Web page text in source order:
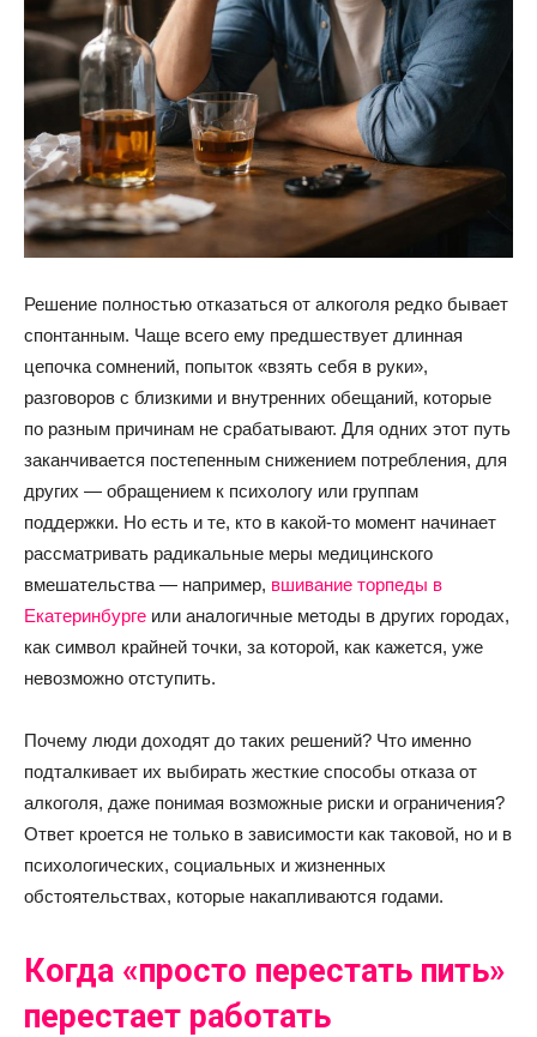
Решение полностью отказаться от алкоголя редко бывает
спонтанным. Чаще всего ему предшествует длинная
цепочка сомнений, попыток «взять себя в руки»,
разговоров с близкими и внутренних обещаний, которые
по разным причинам не срабатывают. Для одних этот путь
заканчивается постепенным снижением потребления, для
других — обращением к психологу или группам
поддержки. Но есть и те, кто в какой-то момент начинает
рассматривать радикальные меры медицинского
вмешательства — например, вшивание торпеды в
Екатеринбурге или аналогичные методы в других городах,
как символ крайней точки, за которой, как кажется, уже
невозможно отступить.
Почему люди доходят до таких решений? Что именно
подталкивает их выбирать жесткие способы отказа от
алкоголя, даже понимая возможные риски и ограничения?
Ответ кроется не только в зависимости как таковой, но и в
психологических, социальных и жизненных
обстоятельствах, которые накапливаются годами.
Когда «просто перестать пить»
перестает работать